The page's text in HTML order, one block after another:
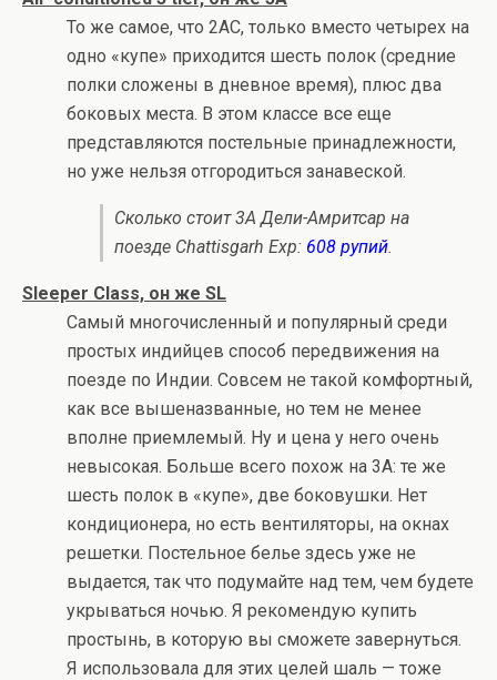
То же самое, что 2AC, только вместо четырех на
одно «купе» приходится шесть полок (средние
полки сложены в дневное время), плюс два
боковых места. В этом классе все еще
представляются постельные принадлежности,
но уже нельзя отгородиться занавеской.
Сколько стоит 3A Дели-Амритсар на
поезде Chattisgarh Exp: 608 рупий.
Sleeper Class, он же SL
Самый многочисленный и популярный среди
простых индийцев способ передвижения на
поезде по Индии. Совсем не такой комфортный,
как все вышеназванные, но тем не менее
вполне приемлемый. Ну и цена у него очень
невысокая. Больше всего похож на 3A: те же
шесть полок в «купе», две боковушки. Нет
кондиционера, но есть вентиляторы, на окнах
решетки. Постельное белье здесь уже не
выдается, так что подумайте над тем, чем будете
укрываться ночью. Я рекомендую купить
простынь, в которую вы сможете завернуться.
Я использовала для этих целей шаль — тоже